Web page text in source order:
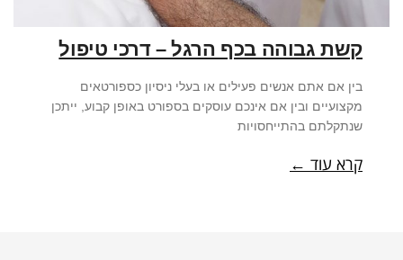
קשת גבוהה בכף הרגל – דרכי טיפול
בין אם אתם אנשים פעילים או בעלי ניסיון כספורטאים
מקצועיים ובין אם אינכם עוסקים בספורט באופן קבוע, ייתכן
שנתקלתם בהתייחסויות
קרא עוד ←